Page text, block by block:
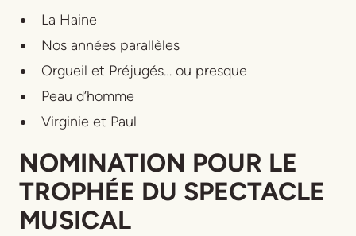
La Haine
Nos années parallèles
Orgueil et Préjugés… ou presque
Peau d’homme
Virginie et Paul
NOMINATION POUR LE
TROPHÉE DU SPECTACLE
MUSICAL